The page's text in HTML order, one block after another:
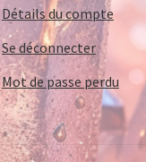
Détails du compte
Se déconnecter
Mot de passe perdu